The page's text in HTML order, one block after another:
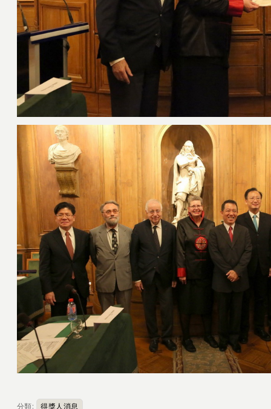
分類: 得獎人消息